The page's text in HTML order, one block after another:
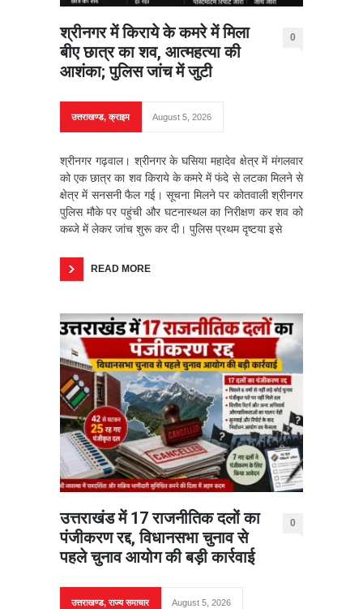
श्रीनगर में किराये के कमरे में मिला
बीए छात्र का शव, आत्महत्या की
आशंका; पुलिस जांच में जुटी
0
उत्तराखण्ड,क्राइम August 5, 2026
श्रीनगर गढ़वाल। श्रीनगर के घसिया महादेव क्षेत्र में मंगलवार
को एक छात्र का शव किराये के कमरे में फंदे से लटका मिलने से
क्षेत्र में सनसनी फैल गई। सूचना मिलने पर कोतवाली श्रीनगर
पुलिस मौके पर पहुंची और घटनास्थल का निरीक्षण कर शव को
कब्जे में लेकर जांच शुरू कर दी। पुलिस प्रथम दृष्टया इसे
READ MORE
उत्तराखंड में 17 राजनीतिक दलों का
पंजीकरण रद्द, विधानसभा चुनाव से
पहले चुनाव आयोग की बड़ी कार्रवाई
0
उत्तराखण्ड,राज्य समाचार August 5, 2026